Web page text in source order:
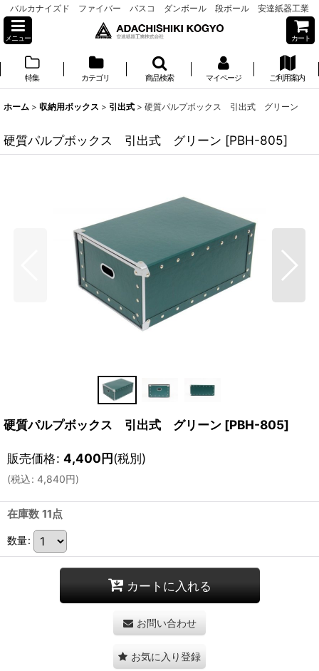
バルカナイズド ファイバー パスコ ダンボール 段ボール 安達紙器工業
メニュー カート
特集 カテゴリ 商品検索 マイページ ご利用案内
ホーム > 収納用ボックス > 引出式 > 硬質パルプボックス 引出式 グリーン
硬質パルプボックス 引出式 グリーン [PBH-805]
硬質パルプボックス 引出式 グリーン [PBH-805]
販売価格: 4,400円(税別)
(税込: 4,840円)
在庫数 11点
数量:
カートに入れる
お問い合わせ
お気に入り登録